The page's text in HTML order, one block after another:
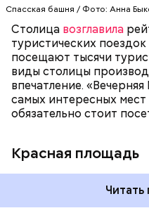
Спасская башня / Фото: Анна
Столица возглавила
туристических
посещают тысячи
виды столицы
впечатление.
самых интересных
обязательно стоит
Красная площадь